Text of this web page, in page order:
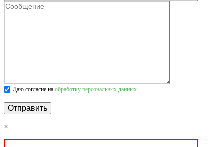
Даю согласие на обработку персональных данных.
×